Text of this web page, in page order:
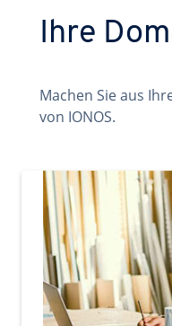
Ihre
Machen Sie aus
von IONOS.